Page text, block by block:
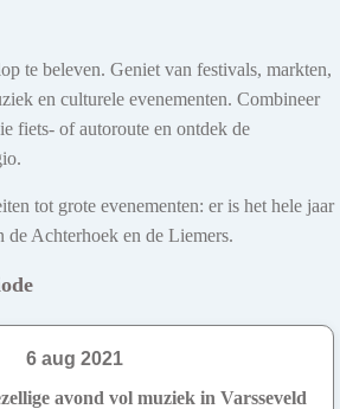
te beleven. Geniet van festivals, markten,
en culturele evenementen. Combineer
fiets- of autoroute en ontdek de
tot grote evenementen: er is het hele jaar
de Achterhoek en de Liemers.
6 aug 2021
avond vol muziek in Varsseveld